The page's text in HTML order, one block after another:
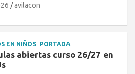
avilacon
EN NIÑOS PORTADA
abiertas curso 26/27 en